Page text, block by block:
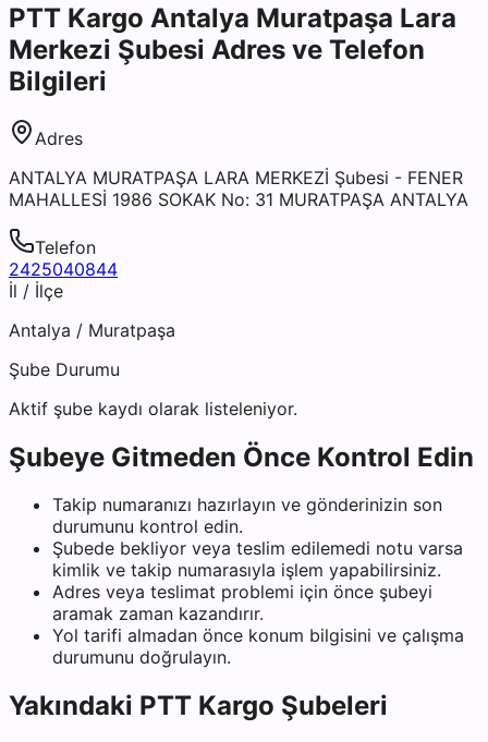
PTT Kargo Antalya Muratpaşa Lara
Merkezi Şubesi Adres ve Telefon
Bilgileri
Adres
ANTALYA MURATPAŞA LARA MERKEZİ Şubesi - FENER
MAHALLESİ 1986 SOKAK No: 31 MURATPAŞA ANTALYA
Telefon
2425040844
İl / İlçe
Antalya / Muratpaşa
Şube Durumu
Aktif şube kaydı olarak listeleniyor.
Şubeye Gitmeden Önce Kontrol Edin
Takip numaranızı hazırlayın ve gönderinizin son
durumunu kontrol edin.
Şubede bekliyor veya teslim edilemedi notu varsa
kimlik ve takip numarasıyla işlem yapabilirsiniz.
Adres veya teslimat problemi için önce şubeyi
aramak zaman kazandırır.
Yol tarifi almadan önce konum bilgisini ve çalışma
durumunu doğrulayın.
Yakındaki PTT Kargo Şubeleri